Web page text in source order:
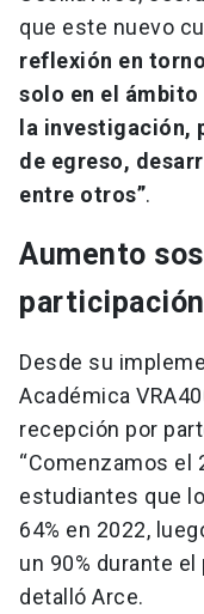
que este nuevo
reflexión en
solo en el
la investigación,
de egreso,
entre otros”.
Aumento
participación
Desde su
Académica
recepción por
“Comenzamos el
estudiantes que
64% en 2022,
un 90% durante
detalló Arce.